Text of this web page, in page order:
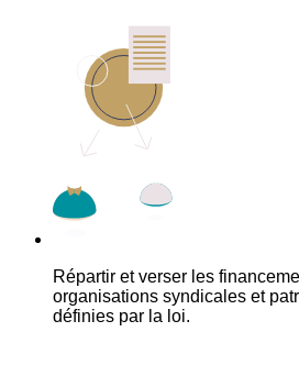
Répartir et verser les
organisations syndicales et
définies par la loi.